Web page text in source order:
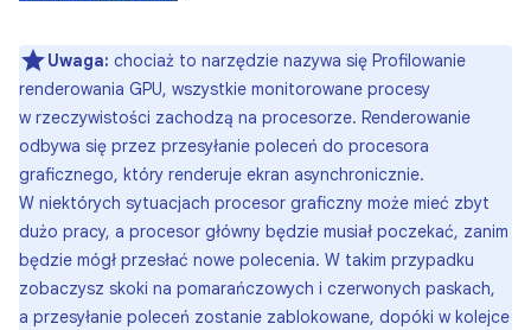
Uwaga: chociaż to narzędzie nazywa się Profilowanie
renderowania GPU, wszystkie monitorowane procesy
w rzeczywistości zachodzą na procesorze. Renderowanie
odbywa się przez przesyłanie poleceń do procesora
graficznego, który renderuje ekran asynchronicznie.
W niektórych sytuacjach procesor graficzny może mieć zbyt
dużo pracy, a procesor główny będzie musiał poczekać, zanim
będzie mógł przesłać nowe polecenia. W takim przypadku
zobaczysz skoki na pomarańczowych i czerwonych paskach,
a przesyłanie poleceń zostanie zablokowane, dopóki w kolejce